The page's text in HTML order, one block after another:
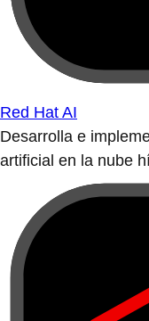
Red Hat AI
Desarrolla e
artificial en la nube